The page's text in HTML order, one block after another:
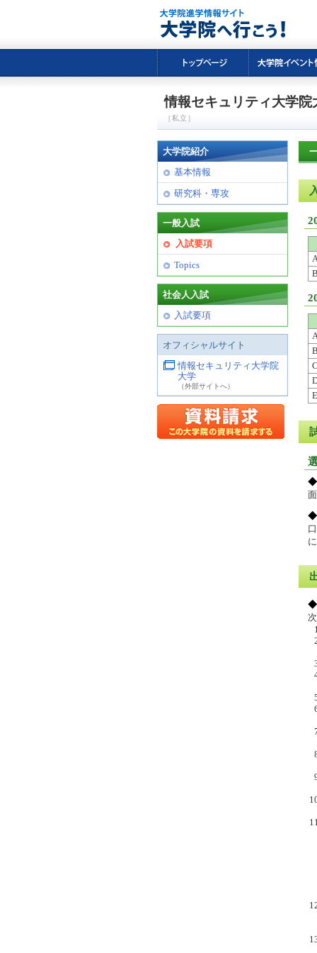
情報セキュリティ大学院
［私立］
大学院紹介
基本情報
研究科・専攻
一般入試
入試要項
Topics
社会人入試
入試要項
オフィシャルサイト
情報セキュリティ大学院
大学
（外部サイトへ）
◆
◆
◆